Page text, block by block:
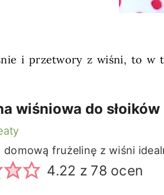
i przetwory z wiśni, to w
wiśniowa do
domową frużelinę z wiśni
4.22 z 78 ocen